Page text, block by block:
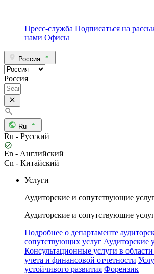
Пресс-служба Подписаться на
нами Офисы
Россия
Россия
Ru
Ru - Русский
En - Английский
Cn - Китайский
Услуги
Аудиторские и сопутствующие
Аудиторские и сопутствующие
Подробнее о департаменте
сопутствующих услуг Аудиторские
Консультационные услуги в области
учета и финансовой отчетности
устойчивого развития Форензик